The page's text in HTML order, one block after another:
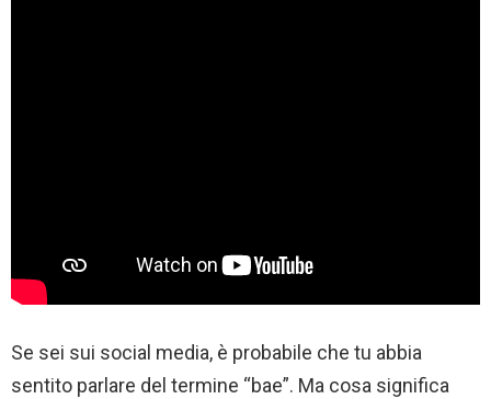
Se sei sui social media, è probabile che tu abbia
sentito parlare del termine “bae”. Ma cosa significa